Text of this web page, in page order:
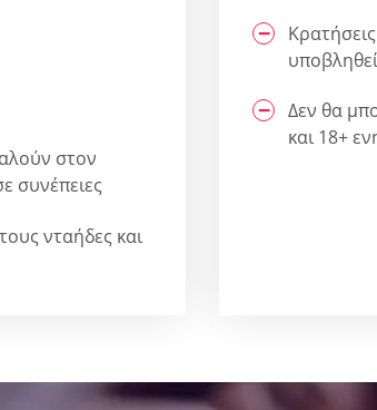
στον
συνέπειες
νταήδες και
Δεν θα
και 18+